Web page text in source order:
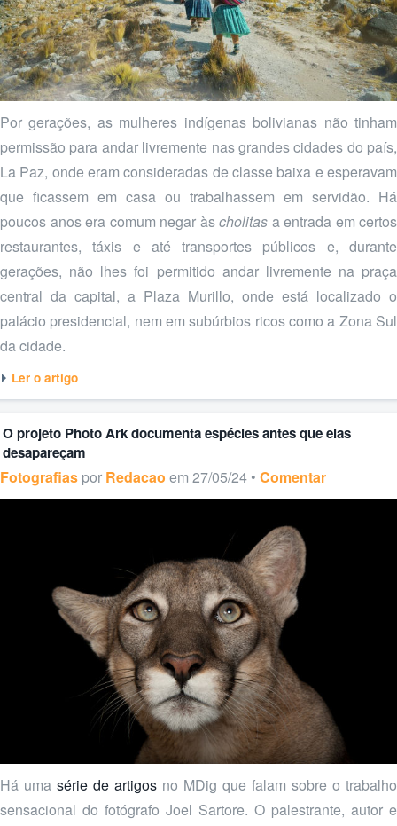
Por gerações, as mulheres indígenas bolivianas não tinham
permissão para andar livremente nas grandes cidades do país,
La Paz, onde eram consideradas de classe baixa e esperavam
que ficassem em casa ou trabalhassem em servidão. Há
poucos anos era comum negar àscholitas a entrada em certos
restaurantes, táxis e até transportes públicos e, durante
gerações, não lhes foi permitido andar livremente na praça
central da capital, a Plaza Murillo, onde está localizado o
palácio presidencial, nem em subúrbios ricos como a Zona Sul
da cidade.
Ler o artigo
O projeto Photo Ark documenta espécies antes que elas
desapareçam
Fotografias por Redacao em 27/05/24 • Comentar
Há uma série de artigos no MDig que falam sobre o trabalho
sensacional do fotógrafo Joel Sartore. O palestrante, autor e